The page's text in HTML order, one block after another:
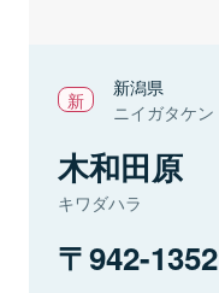
新潟県
ニイガタケン
木和田原
キワダハラ
942-1352